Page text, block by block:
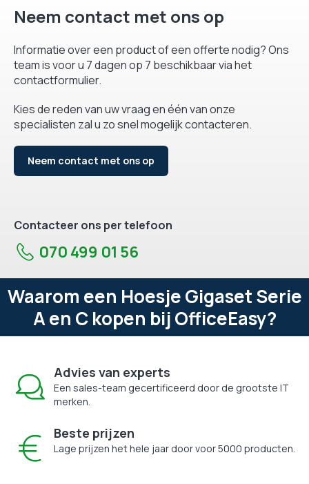
Neem contact met ons op
Informatie over een product of een offerte nodig? Ons
team is voor u 7 dagen op 7 beschikbaar via het
contactformulier.
Kies de reden van uw vraag en één van onze
specialisten zal u zo snel mogelijk contacteren.
Neem contact met ons op
Contacteer ons per telefoon
070 499 01 56
Waarom een Hoesje Gigaset Serie
A en C kopen bij OfficeEasy?
Advies van experts
Een sales-team gecertificeerd door de grootste IT
merken.
Beste prijzen
Lage prijzen het hele jaar door voor 5000 producten.